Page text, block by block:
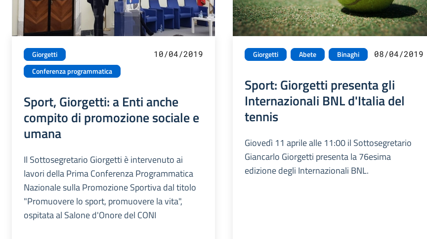
Giorgetti
Conferenza programmatica
10/04/2019
Sport, Giorgetti: a Enti anche
compito di promozione sociale e
umana
Il Sottosegretario Giorgetti è intervenuto ai
lavori della Prima Conferenza Programmatica
Nazionale sulla Promozione Sportiva dal titolo
"Promuovere lo sport, promuovere la vita",
ospitata al Salone d'Onore del CONI
Giorgetti Abete Binaghi 08/04/2019
Sport: Giorgetti presenta gli
Internazionali BNL d'Italia del
tennis
Giovedì 11 aprile alle 11:00 il Sottosegretario
Giancarlo Giorgetti presenta la 76esima
edizione degli Internazionali BNL.